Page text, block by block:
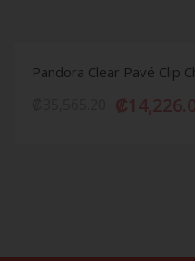
Pandora Clear Pavé Clip
₡